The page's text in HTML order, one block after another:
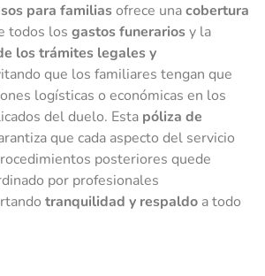
para familiasofrece unacobertura
todos los gastos funerariosy la
los trámites legales y
que los familiares tengan que
logísticas o económicas en los
del duelo. Esta póliza de
que cada aspecto del servicio
posteriores quede
por profesionales
tranquilidad y respaldo a todo